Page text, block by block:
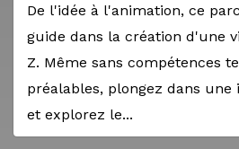
De l'idée à l'animation, ce
guide dans la création d'une
Z. Même sans compétences
préalables, plongez dans
et explorez le...